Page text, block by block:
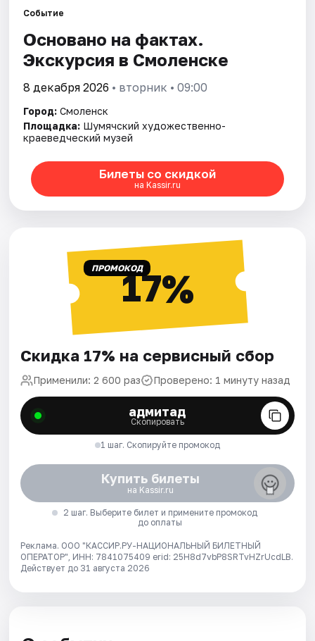
Площадки
Артисты
Событие
Основано на фактах.
Экскурсия в Смоленске
8 декабря 2026 • вторник • 09:00
Город: Смоленск
Площадка: Шумячский художественно-
краеведческий музей
Билеты со скидкой
на Kassir.ru
ПРОМОКОД17%
Скидка 17% на сервисный сбор
Применили: 2 600 раз Проверено: 1 минуту назад
адмитад
Скопировать
1 шаг. Скопируйте промокод
Купить билеты
на Kassir.ru
2 шаг. Выберите билет и примените промокод
до оплаты
Реклама. ООО "КАССИР.РУ-НАЦИОНАЛЬНЫЙ БИЛЕТНЫЙ
ОПЕРАТОР", ИНН: 7841075409 erid: 25H8d7vbP8SRTvHZrUcdLB.
Действует до 31 августа 2026